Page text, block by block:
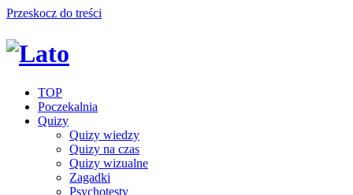
Przeskocz do treści
TOP
Poczekalnia
Quizy
Quizy wiedzy
Quizy na czas
Quizy wizualne
Zagadki
Psychotesty